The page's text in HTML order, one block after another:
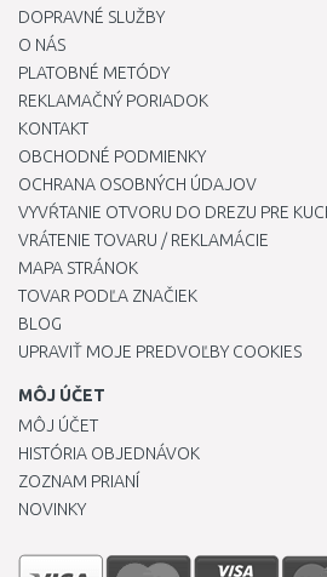
DOPRAVNÉ SLUŽBY
O NÁS
PLATOBNÉ METÓDY
REKLAMAČNÝ PORIADOK
KONTAKT
OBCHODNÉ PODMIENKY
OCHRANA OSOBNÝCH ÚDAJOV
VYVŔTANIE OTVORU DO DREZU PRE
VRÁTENIE TOVARU / REKLAMÁCIE
MAPA STRÁNOK
TOVAR PODĽA ZNAČIEK
BLOG
UPRAVIŤ MOJE PREDVOĽBY COOKIES
MÔJ ÚČET
MÔJ ÚČET
HISTÓRIA OBJEDNÁVOK
ZOZNAM PRIANÍ
NOVINKY